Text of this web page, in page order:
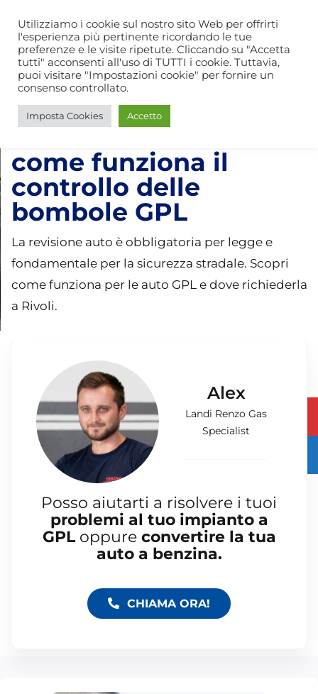
contenuto
CHIAMA ORA
Via C. Leone, 38 B – Rivoli (TO)
Home
Servizi
Offerte
Guide
Contatti
Revisione auto Rivoli:
come funziona il
controllo delle
bombole GPL
La revisione auto è obbligatoria per legge e
fondamentale per la sicurezza stradale. Scopri
come funziona per le auto GPL e dove richiederla
a Rivoli.
Alex
Landi Renzo Gas
Specialist
Posso aiutarti a risolvere i tuoi
problemi al tuo impianto a
GPL oppureconvertire la tua
auto a benzina.
CHIAMA ORA!
Utilizziamo i cookie sul nostro sito Web per offrirti
l'esperienza più pertinente ricordando le tue
preferenze e le visite ripetute. Cliccando su "Accetta
tutti" acconsenti all'uso di TUTTI i cookie. Tuttavia,
puoi visitare "Impostazioni cookie" per fornire un
consenso controllato.
Imposta Cookies Accetto